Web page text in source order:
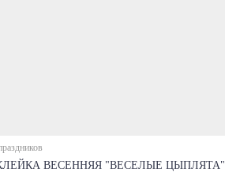
ВЕСЕННЯЯ "ВЕСЕЛЫЕ ЦЫПЛЯТА"